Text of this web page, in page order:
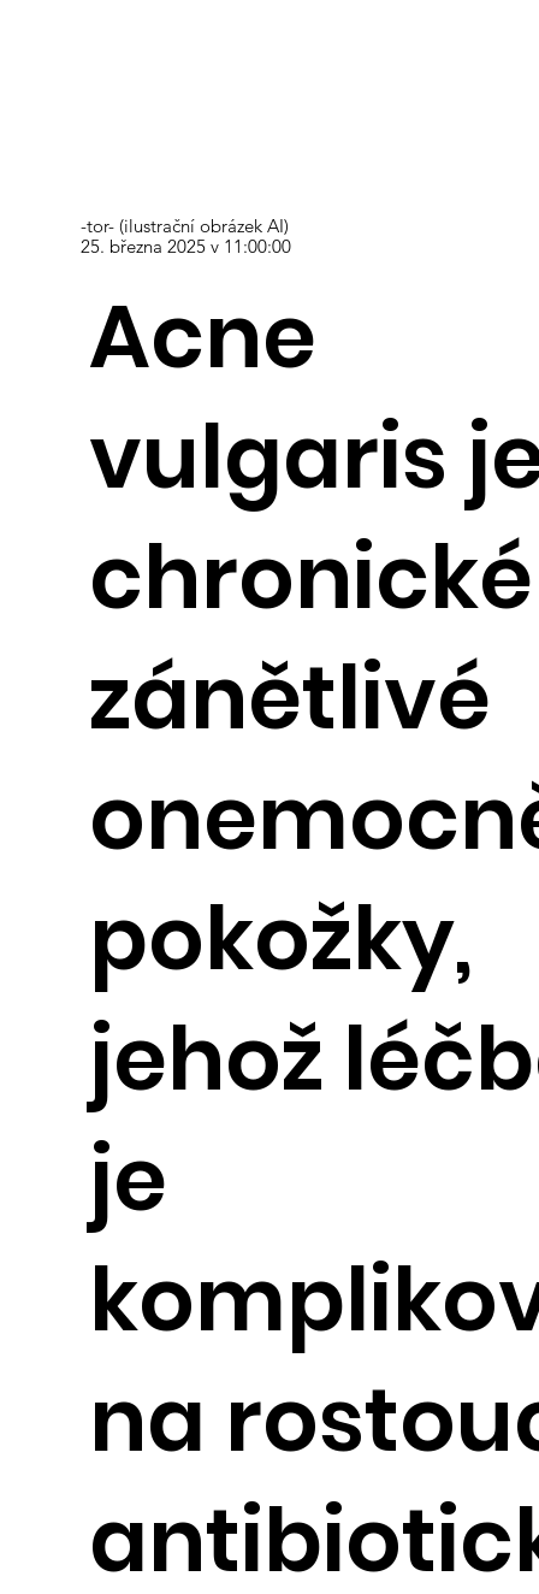
25. března 2025 v 11:00:00
-tor- (ilustrační obrázek AI)
Acne
vulgaris
chronické
zánětlivé
pokožky,
jehož
je
na